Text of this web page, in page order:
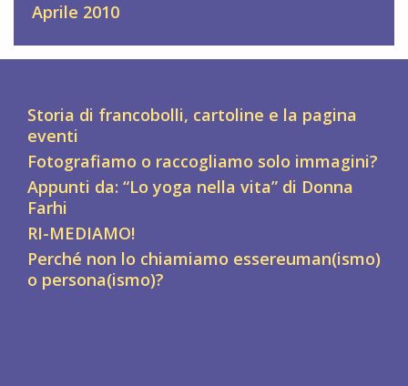
Aprile 2010
Storia di francobolli, cartoline e la pagina
eventi
Fotografiamo o raccogliamo solo immagini?
Appunti da: “Lo yoga nella vita” di Donna
Farhi
RI-MEDIAMO!
Perché non lo chiamiamo essereuman(ismo)
o persona(ismo)?